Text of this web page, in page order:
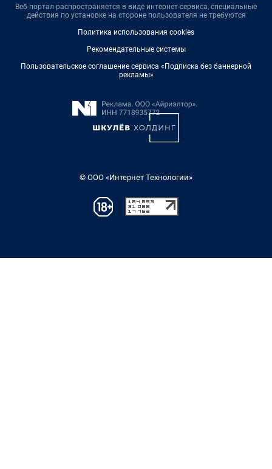
Веб-портал распространяется в виде интернет-сервиса, специальные
действия по установке на стороне пользователя не требуются
Политика использования cookies
Рекомендательные системы
Пользовательское соглашение сервиса «Подписка без баннерной
рекламы»
© ООО «Интернет Технологии»